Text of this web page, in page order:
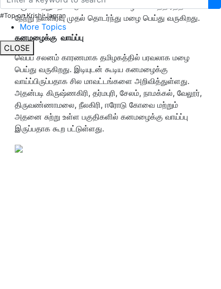
#Top on Krishi Jagran
More Topics
CLOSE
வருகின்றது. திண்டுக்கல் மாவட்டம் ஒட்டன்சத்திரத்தில்
நேற்று நள்ளிரவு முதல் தொடர்ந்து மழை பெய்து வருகிறது.
கனமழைக்கு வாய்ப்பு
வெப்ப சலனம் காரணமாக தமிழகத்தில் பரவலாக மழை
பெய்து வருகிறது. இடியுடன் கூடிய கனமழைக்கு
வாய்ப்பிருப்பதாக சில மாவட்டங்களை அறிவித்துள்ளது.
அதன்படி கிருஷ்ணகிரி, தர்மபுரி, சேலம், நாமக்கல், வேலூர்,
திருவண்ணாமலை, நீலகிரி, ஈரோடு கோவை மற்றும்
அதனை சுற்று உள்ள பகுதிகளில் கனமழைக்கு வாய்ப்பு
இருப்பதாக கூற பட்டுள்ளது.